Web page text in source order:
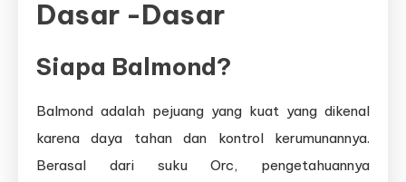
Dasar -Dasar
Siapa Balmond?
Balmond adalah pejuang yang kuat yang dikenal
karena daya tahan dan kontrol kerumunannya.
Berasal dari suku Orc, pengetahuannya